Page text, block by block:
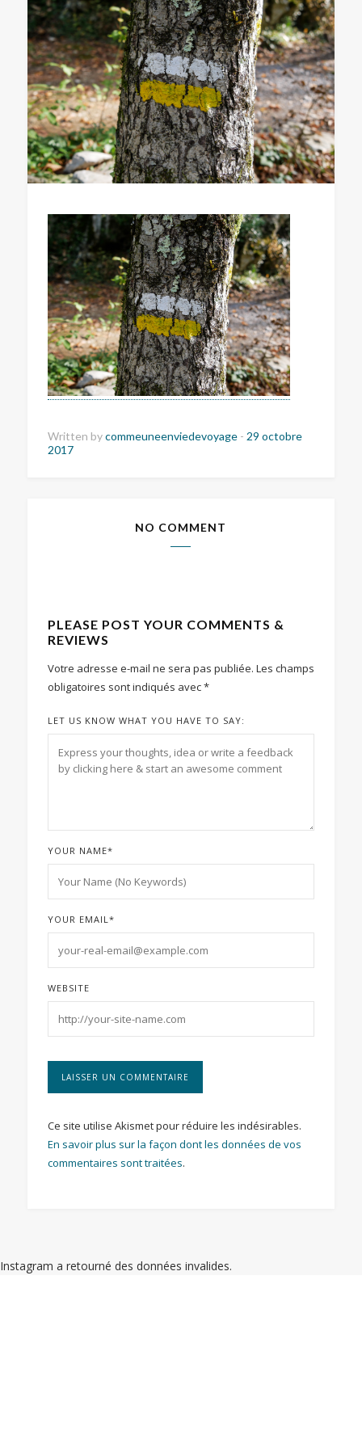
Written bycommeuneenviedevoyage - 29 octobre
2017
NO COMMENT
PLEASE POST YOUR COMMENTS &
REVIEWS
Votre adresse e-mail ne sera pas publiée. Les champs
obligatoires sont indiqués avec*
LET US KNOW WHAT YOU HAVE TO SAY:
YOUR NAME*
YOUR EMAIL*
WEBSITE
Ce site utilise Akismet pour réduire les indésirables.
En savoir plus sur la façon dont les données de vos
commentaires sont traitées.
Instagram a retourné des données invalides.